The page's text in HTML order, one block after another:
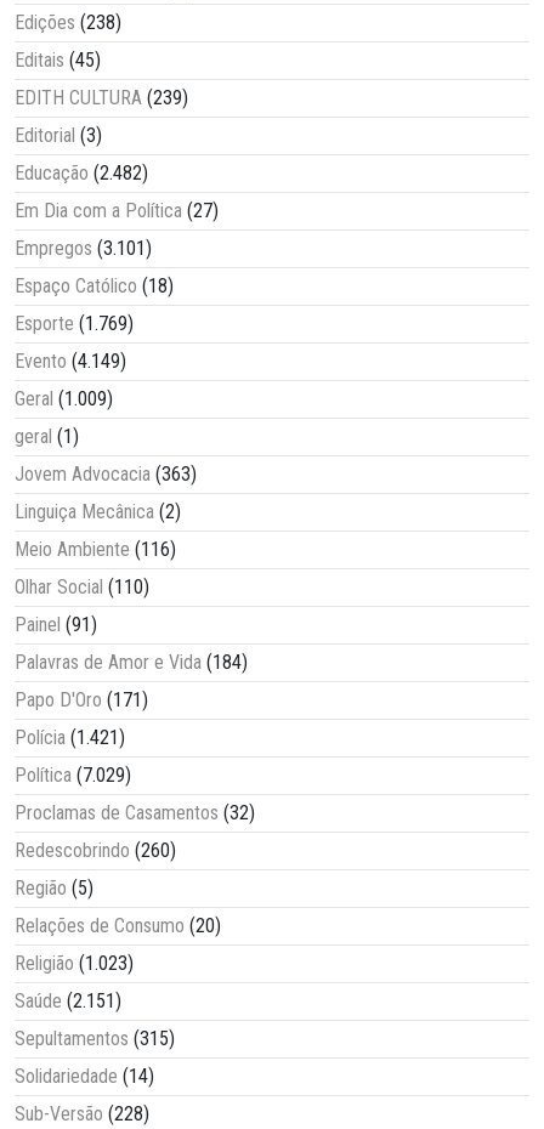
Edições (238)
Editais (45)
EDITH CULTURA (239)
Editorial (3)
Educação (2.482)
Em Dia com a Política (27)
Empregos (3.101)
Espaço Católico (18)
Esporte (1.769)
Evento (4.149)
Geral (1.009)
geral (1)
Jovem Advocacia (363)
Linguiça Mecânica (2)
Meio Ambiente (116)
Olhar Social (110)
Painel (91)
Palavras de Amor e Vida (184)
Papo D'Oro (171)
Polícia (1.421)
Política (7.029)
Proclamas de Casamentos (32)
Redescobrindo (260)
Região (5)
Relações de Consumo (20)
Religião (1.023)
Saúde (2.151)
Sepultamentos (315)
Solidariedade (14)
Sub-Versão (228)